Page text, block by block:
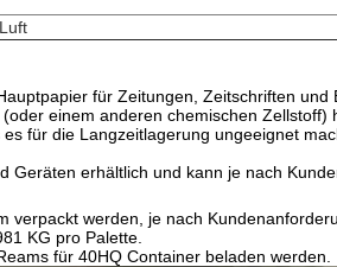
für Zeitungen, Zeitschriften und
einem anderen chemischen
für die Langzeitlagerung ungeeignet
erhältlich und kann je nach
verpackt werden, je nach
KG pro Palette.
für 40HQ Container beladen werden.